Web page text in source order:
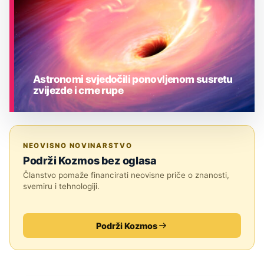
Astronomi svjedočili ponovljenom susretu
zvijezde i crne rupe
NEOVISNO NOVINARSTVO
Podrži Kozmos bez oglasa
Članstvo pomaže financirati neovisne priče o znanosti,
svemiru i tehnologiji.
Podrži Kozmos